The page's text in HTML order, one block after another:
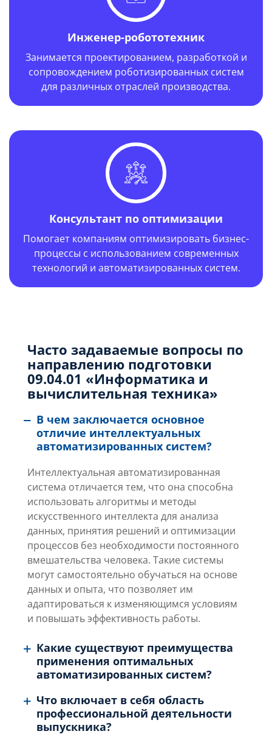
Год выпуска: 1983 г.
Инженер-робототехник
Занимается проектированием, разработкой и
сопровождением роботизированных систем
для различных отраслей производства.
Консультант по оптимизации
Помогает компаниям оптимизировать бизнес-
процессы с использованием современных
технологий и автоматизированных систем.
Часто задаваемые вопросы по
направлению подготовки
09.04.01 «Информатика и
вычислительная техника»
В чем заключается основное
отличие интеллектуальных
автоматизированных систем?
Интеллектуальная автоматизированная
система отличается тем, что она способна
использовать алгоритмы и методы
искусственного интеллекта для анализа
данных, принятия решений и оптимизации
процессов без необходимости постоянного
вмешательства человека. Такие системы
могут самостоятельно обучаться на основе
данных и опыта, что позволяет им
адаптироваться к изменяющимся условиям
и повышать эффективность работы.
Какие существуют преимущества
применения оптимальных
автоматизированных систем?
Что включает в себя область
профессиональной деятельности
выпускника?